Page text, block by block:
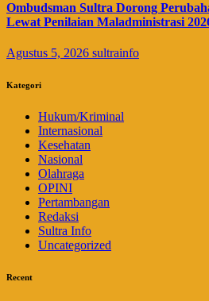
Ombudsman Sultra Dorong
Lewat Penilaian Maladministrasi
Agustus 5, 2026 sultrainfo
Kategori
Hukum/Kriminal
Internasional
Kesehatan
Nasional
Olahraga
OPINI
Pertambangan
Redaksi
Sultra Info
Uncategorized
Recent